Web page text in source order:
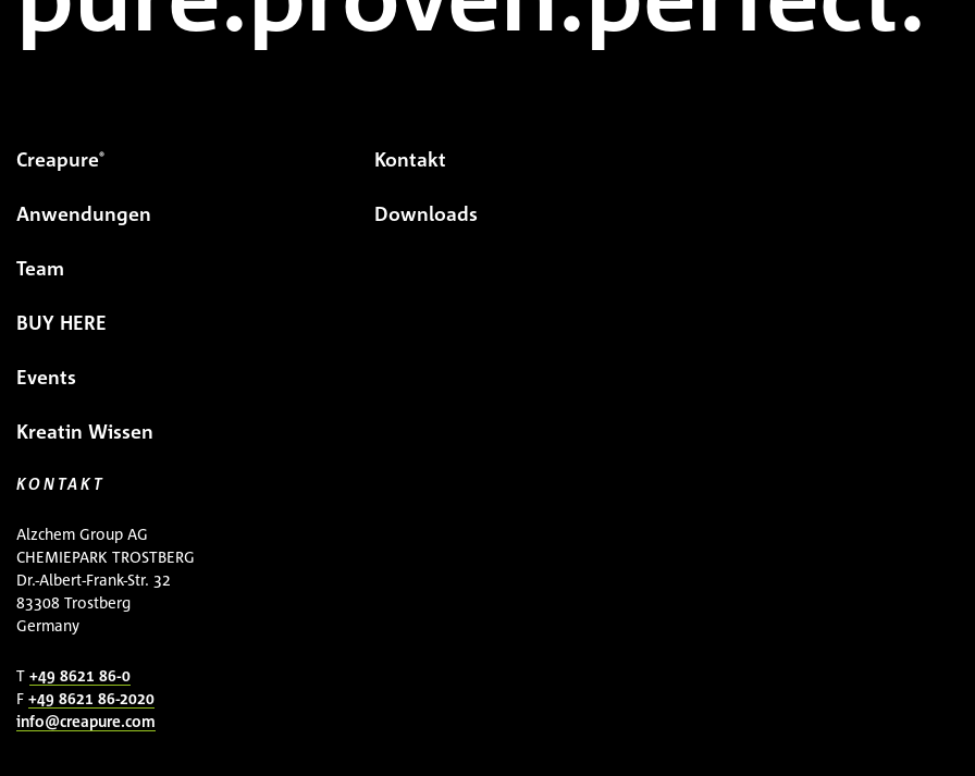
Creapure®
Anwendungen
Team
BUY HERE
Events
Kreatin Wissen
Kontakt
Downloads
KONTAKT
Alzchem Group AG
CHEMIEPARK TROSTBERG
Dr.-Albert-Frank-Str. 32
83308 Trostberg
Germany
T +49 8621 86-0
F +49 8621 86-2020
info@creapure.com